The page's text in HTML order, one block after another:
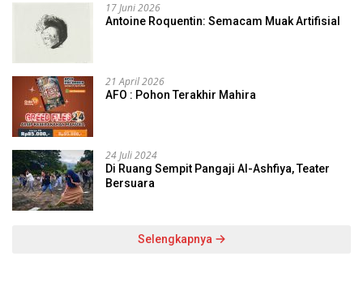
17 Juni 2026
Antoine Roquentin: Semacam Muak Artifisial
21 April 2026
AFO : Pohon Terakhir Mahira
24 Juli 2024
Di Ruang Sempit Pangaji Al-Ashfiya, Teater
Bersuara
Selengkapnya